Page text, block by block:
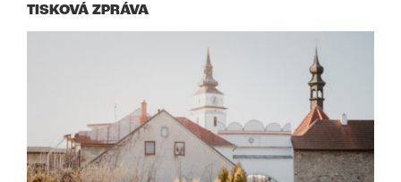
TISKOVÁ ZPRÁVA